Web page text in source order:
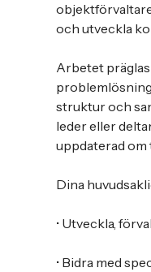
och utveckla
Arbetet
struktur och
leder eller
uppdaterad
Dina
• Utveckla,
• Bidra med